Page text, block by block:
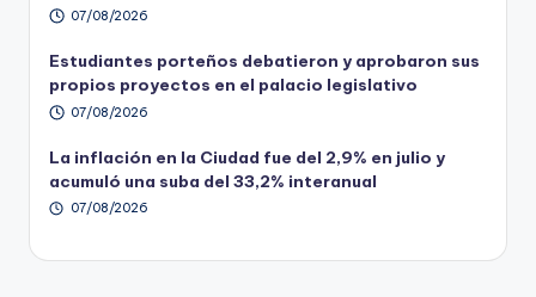
07/08/2026
Estudiantes porteños debatieron y aprobaron sus
propios proyectos en el palacio legislativo
07/08/2026
La inflación en la Ciudad fue del 2,9% en julio y
acumuló una suba del 33,2% interanual
07/08/2026